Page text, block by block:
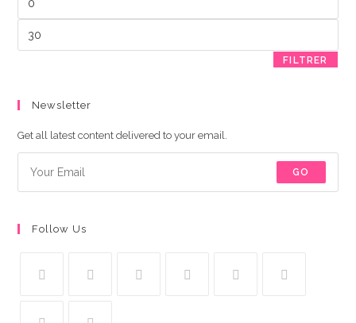
max
FILTRER
Newsletter
Get all latest content delivered to your email.
GO
Follow Us